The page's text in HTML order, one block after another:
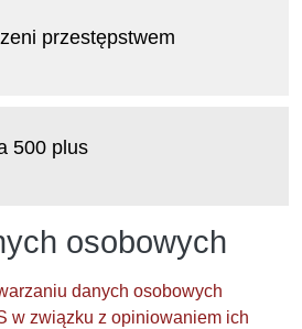
osobowych
danych osobowych
w związku z opiniowaniem ich
przestępstwem
500 plus